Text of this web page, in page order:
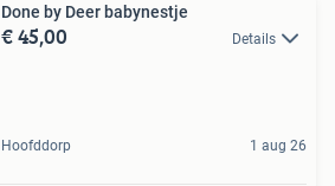
Done by Deer babynestje
€ 45,00 Details
Hoofddorp 1 aug 26